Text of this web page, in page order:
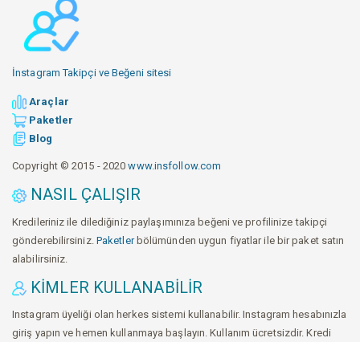
İnstagram Takipçi ve Beğeni sitesi
Araçlar
Paketler
Blog
Copyright © 2015 - 2020www.insfollow.com
NASIL ÇALIŞIR
Kredileriniz ile dilediğiniz paylaşımınıza beğeni ve profilinize takipçi
gönderebilirsiniz. Paketlerbölümünden uygun fiyatlar ile bir paket satın
alabilirsiniz.
KIMLER KULLANABILIR
Instagram üyeliği olan herkes sistemi kullanabilir. Instagram hesabınızla
giriş yapın ve hemen kullanmaya başlayın. Kullanım ücretsizdir. Kredi